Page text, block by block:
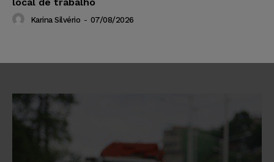
Karina Silvério - 07/08/2026